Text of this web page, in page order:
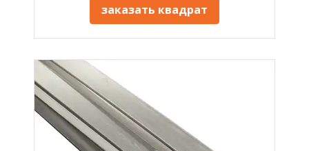
заказать квадрат